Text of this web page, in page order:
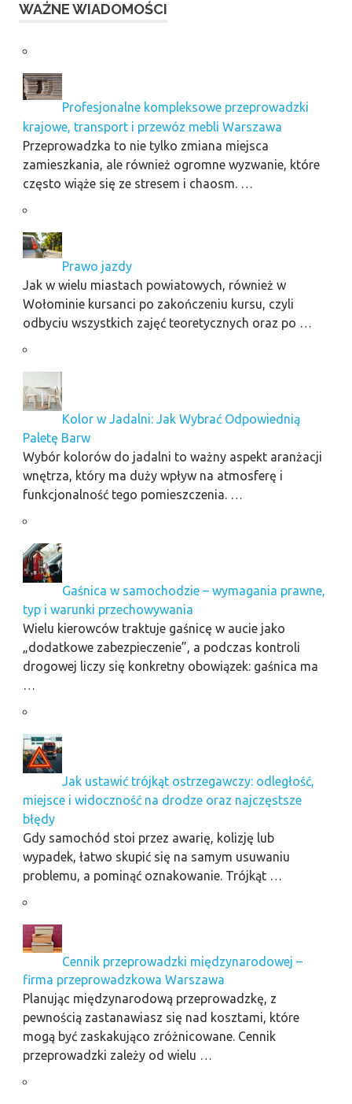
WAŻNE WIADOMOŚCI
Profesjonalne kompleksowe przeprowadzki
krajowe, transport i przewóz mebli Warszawa
Przeprowadzka to nie tylko zmiana miejsca
zamieszkania, ale również ogromne wyzwanie, które
często wiąże się ze stresem i chaosm. …
Prawo jazdy
Jak w wielu miastach powiatowych, również w
Wołominie kursanci po zakończeniu kursu, czyli
odbyciu wszystkich zajęć teoretycznych oraz po …
Kolor w Jadalni: Jak Wybrać Odpowiednią
Paletę Barw
Wybór kolorów do jadalni to ważny aspekt aranżacji
wnętrza, który ma duży wpływ na atmosferę i
funkcjonalność tego pomieszczenia. …
Gaśnica w samochodzie – wymagania prawne,
typ i warunki przechowywania
Wielu kierowców traktuje gaśnicę w aucie jako
„dodatkowe zabezpieczenie”, a podczas kontroli
drogowej liczy się konkretny obowiązek: gaśnica ma
…
Jak ustawić trójkąt ostrzegawczy: odległość,
miejsce i widoczność na drodze oraz najczęstsze
błędy
Gdy samochód stoi przez awarię, kolizję lub
wypadek, łatwo skupić się na samym usuwaniu
problemu, a pominąć oznakowanie. Trójkąt …
Cennik przeprowadzki międzynarodowej –
firma przeprowadzkowa Warszawa
Planując międzynarodową przeprowadzkę, z
pewnością zastanawiasz się nad kosztami, które
mogą być zaskakująco zróżnicowane. Cennik
przeprowadzki zależy od wielu …